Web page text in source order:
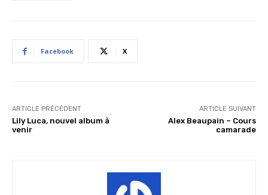
Facebook X
ARTICLE PRÉCÉDENT
Lily Luca, nouvel album à
venir
ARTICLE SUIVANT
Alex Beaupain – Cours
camarade